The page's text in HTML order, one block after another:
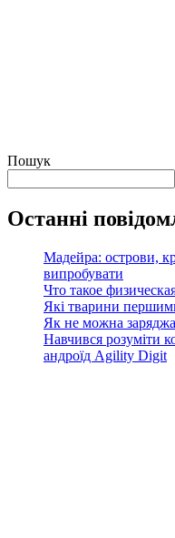
Пошук
Останні
Мадейра: острови,
випробувати
Что такое
Які тварини
Як не можна
Навчився розуміти
андроїд Agility Digit